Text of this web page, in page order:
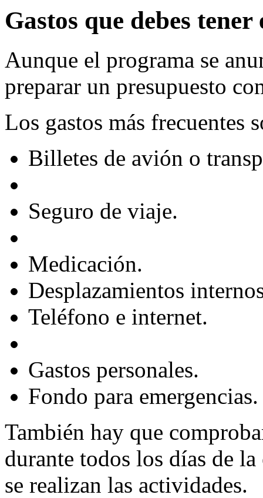
Gastos que debes tener
Aunque el programa se
preparar un presupuesto
Los gastos más frecuentes
Billetes de avión o
Seguro de viaje.
Medicación.
Desplazamientos
Teléfono e internet.
Gastos personales.
Fondo para emergencias.
También hay que
durante todos los días de
se realizan las actividades.